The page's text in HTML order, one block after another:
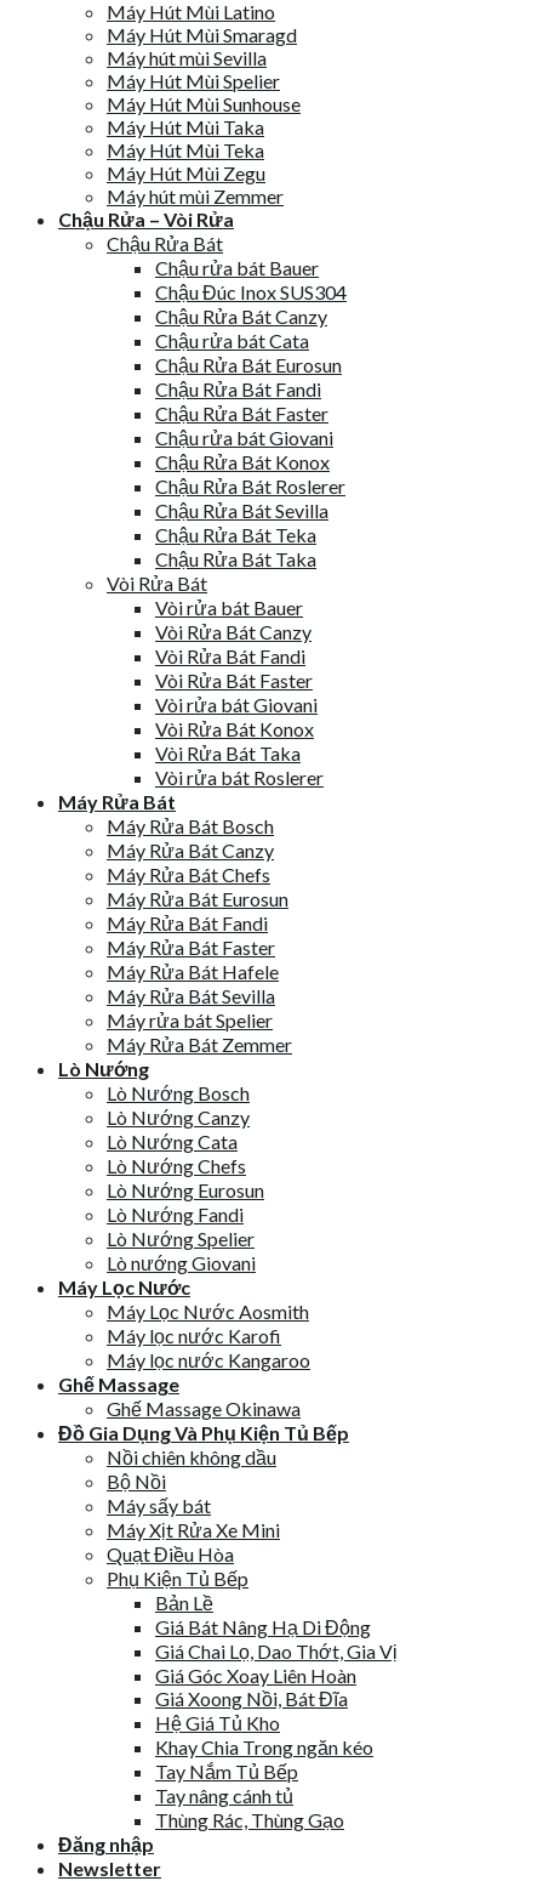
Máy Hút Mùi Latino
Máy Hút Mùi Smaragd
Máy hút mùi Sevilla
Máy Hút Mùi Spelier
Máy Hút Mùi Sunhouse
Máy Hút Mùi Taka
Máy Hút Mùi Teka
Máy Hút Mùi Zegu
Máy hút mùi Zemmer
Chậu Rửa – Vòi Rửa
Chậu Rửa Bát
Chậu rửa bát Bauer
Chậu Đúc Inox SUS304
Chậu Rửa Bát Canzy
Chậu rửa bát Cata
Chậu Rửa Bát Eurosun
Chậu Rửa Bát Fandi
Chậu Rửa Bát Faster
Chậu rửa bát Giovani
Chậu Rửa Bát Konox
Chậu Rửa Bát Roslerer
Chậu Rửa Bát Sevilla
Chậu Rửa Bát Teka
Chậu Rửa Bát Taka
Vòi Rửa Bát
Vòi rửa bát Bauer
Vòi Rửa Bát Canzy
Vòi Rửa Bát Fandi
Vòi Rửa Bát Faster
Vòi rửa bát Giovani
Vòi Rửa Bát Konox
Vòi Rửa Bát Taka
Vòi rửa bát Roslerer
Máy Rửa Bát
Máy Rửa Bát Bosch
Máy Rửa Bát Canzy
Máy Rửa Bát Chefs
Máy Rửa Bát Eurosun
Máy Rửa Bát Fandi
Máy Rửa Bát Faster
Máy Rửa Bát Hafele
Máy Rửa Bát Sevilla
Máy rửa bát Spelier
Máy Rửa Bát Zemmer
Lò Nướng
Lò Nướng Bosch
Lò Nướng Canzy
Lò Nướng Cata
Lò Nướng Chefs
Lò Nướng Eurosun
Lò Nướng Fandi
Lò Nướng Spelier
Lò nướng Giovani
Máy Lọc Nước
Máy Lọc Nước Aosmith
Máy lọc nước Karofi
Máy lọc nước Kangaroo
Ghế Massage
Ghế Massage Okinawa
Đồ Gia Dụng Và Phụ Kiện Tủ Bếp
Nồi chiên không dầu
Bộ Nồi
Máy sấy bát
Máy Xịt Rửa Xe Mini
Quạt Điều Hòa
Phụ Kiện Tủ Bếp
Bản Lề
Giá Bát Nâng Hạ Di Động
Giá Chai Lọ, Dao Thớt, Gia Vị
Giá Góc Xoay Liên Hoàn
Giá Xoong Nồi, Bát Đĩa
Hệ Giá Tủ Kho
Khay Chia Trong ngăn kéo
Tay Nắm Tủ Bếp
Tay nâng cánh tủ
Thùng Rác, Thùng Gạo
Đăng nhập
Newsletter